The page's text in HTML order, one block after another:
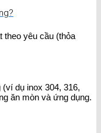
yêu cầu (thỏa
dụ inox 304, 316,
ăn mòn và ứng dụng.